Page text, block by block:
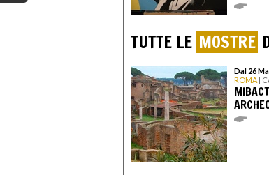
TUTTE LE MOSTRE
Dal 26
ROMA |